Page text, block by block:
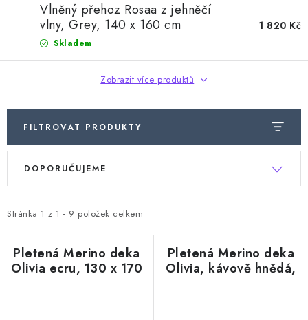
Vlněný přehoz Rosaa z jehněčí
vlny, Grey, 140 x 160 cm
Skladem
1 820 Kč
Zobrazit více produktů
FILTROVAT PRODUKTY
V
i
p
r
Stránka 1 z 1 - 9 položek celkem
Ř
e
p
DOPORUČUJEME
Pletená Merino deka
Olivia ecru, 130 x 170
Pletená Merino deka
Olivia, kávově hnědá,